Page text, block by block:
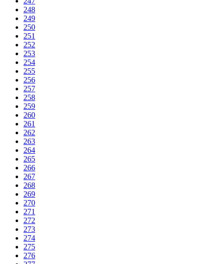
248
249
250
251
252
253
254
255
256
257
258
259
260
261
262
263
264
265
266
267
268
269
270
271
272
273
274
275
276